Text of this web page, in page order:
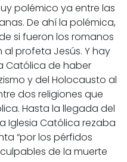
polémico ya entre las
De ahí la polémica,
si fueron los romanos
profeta Jesús. Y hay
Católica de haber
y del Holocausto al
dos religiones que
Hasta la llegada del
Iglesia Católica rezaba
“por los pérfidos
de la muerte